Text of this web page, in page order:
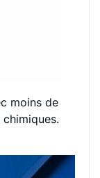
moins de